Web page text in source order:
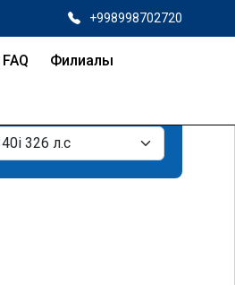
+998998702720
FAQ Филиалы